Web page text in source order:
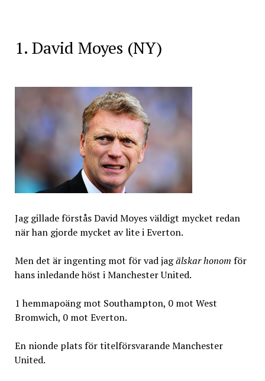
1. David Moyes (NY)
Jag gillade förstås David Moyes väldigt mycket redan
när han gjorde mycket av lite i Everton.
Men det är ingenting mot för vad jagälskar honom för
hans inledande höst i Manchester United.
1 hemmapoäng mot Southampton, 0 mot West
Bromwich, 0 mot Everton.
En nionde plats för titelförsvarande Manchester
United.